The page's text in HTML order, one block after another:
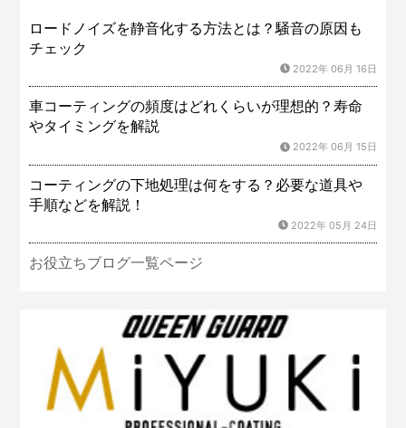
ロードノイズを静音化する方法とは？騒音の原因も
チェック
2022年 06月 16日
車コーティングの頻度はどれくらいが理想的？寿命
やタイミングを解説
2022年 06月 15日
コーティングの下地処理は何をする？必要な道具や
手順などを解説！
2022年 05月 24日
お役立ちブログ一覧ページ